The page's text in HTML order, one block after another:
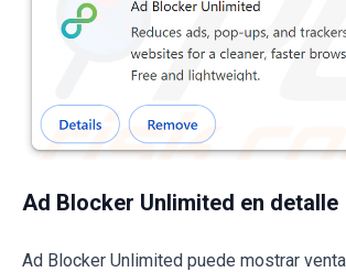
Ad Blocker Unlimited en detalle
Ad Blocker Unlimited puede mostrar